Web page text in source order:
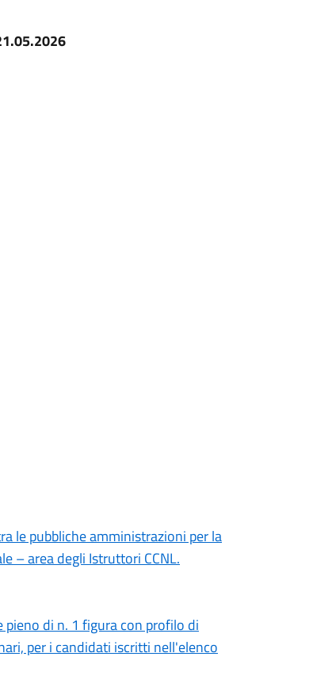
le pubbliche amministrazioni per la
– area degli Istruttori CCNL.
di n. 1 figura con profilo di
per i candidati iscritti nell'elenco